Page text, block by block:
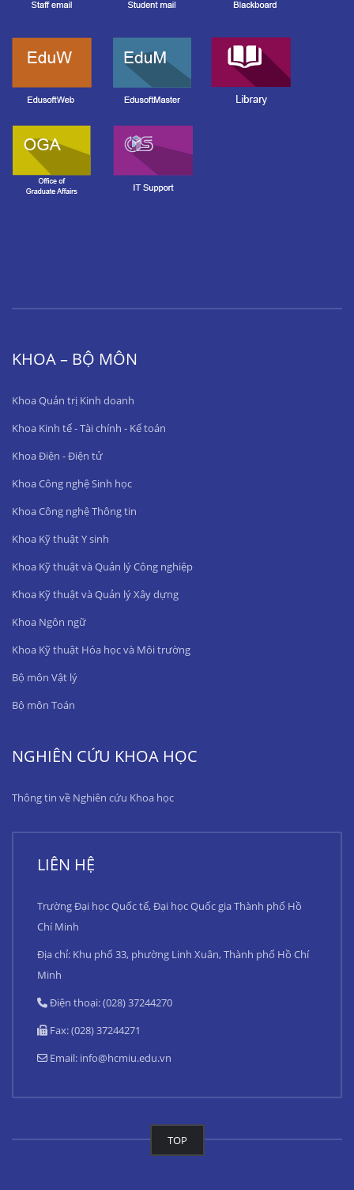
KHOA – BỘ MÔN
Khoa Quản trị Kinh doanh
Khoa Kinh tế - Tài chính - Kế toán
Khoa Điện - Điện tử
Khoa Công nghệ Sinh học
Khoa Công nghệ Thông tin
Khoa Kỹ thuật Y sinh
Khoa Kỹ thuật và Quản lý Công nghiệp
Khoa Kỹ thuật và Quản lý Xây dựng
Khoa Ngôn ngữ
Khoa Kỹ thuật Hóa học và Môi trường
Bộ môn Vật lý
Bộ môn Toán
NGHIÊN CỨU KHOA HỌC
Thông tin về Nghiên cứu Khoa học
LIÊN HỆ
Trường Đại học Quốc tế, Đại học Quốc gia Thành phố Hồ
Chí Minh
Địa chỉ: Khu phố 33, phường Linh Xuân, Thành phố Hồ Chí
Minh
Điện thoại: (028) 37244270
Fax: (028) 37244271
Email: info@hcmiu.edu.vn
TOP